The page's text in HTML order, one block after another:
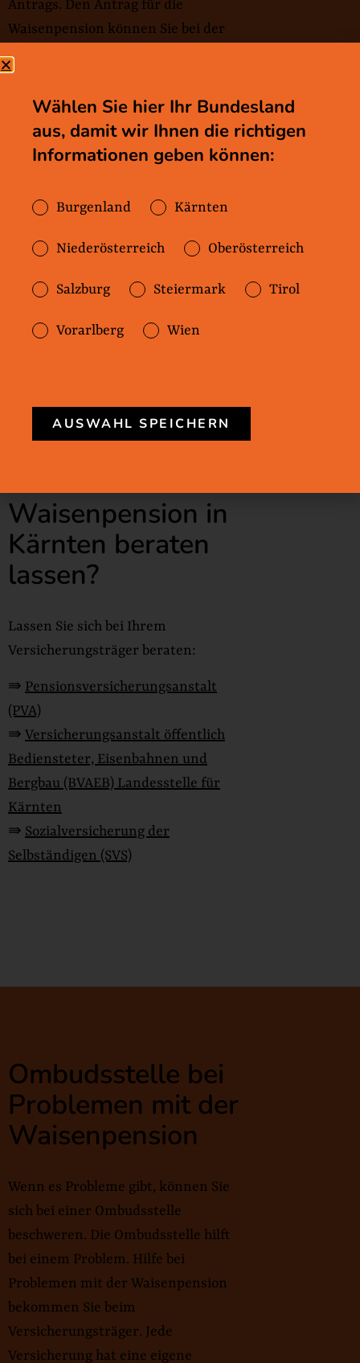
Antrags. Den Antrag für die
Waisenpension können Sie bei der
Versicherung vom verstorbenen
Elternteil stellen.
Mehr Infos dazu und die Formulare
für den Antrag finden Sie hier:
Waisenpension, oesterreich.gv.at
Mehr Infos zu Versicherungsträgern
finden Sie hier:
Portal der Österreichischen
Wo kann ich mich
zum Thema
Waisenpension in
Kärnten beraten
lassen?
Lassen Sie sich bei Ihrem
Versicherungsträger beraten:
⇛ Pensionsversicherungsanstalt
(PVA)
⇛ Versicherungsanstalt öffentlich
Bediensteter, Eisenbahnen und
Bergbau (BVAEB) Landesstelle für
Kärnten
⇛ Sozialversicherung der
Selbständigen (SVS)
Ombudsstelle bei
Problemen mit der
Waisenpension
Wenn es Probleme gibt, können Sie
sich bei einer Ombudsstelle
beschweren. Die Ombudsstelle hilft
bei einem Problem. Hilfe bei
Problemen mit der Waisenpension
bekommen Sie beim
Versicherungsträger. Jede
Versicherung hat eine eigene
Wählen Sie hier Ihr Bundesland
aus, damit wir Ihnen die richtigen
Informationen geben können:
Burgenland Kärnten
Niederösterreich Oberösterreich
Salzburg Steiermark Tirol
Vorarlberg Wien
AUSWAHL SPEICHERN